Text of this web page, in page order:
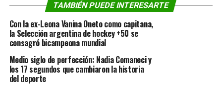
TAMBIÉN PUEDE INTERESARTE
Con la ex-Leona Vanina Oneto como capitana,
la Selección argentina de hockey +50 se
consagró bicampeona mundial
Medio siglo de perfección: Nadia Comaneci y
los 17 segundos que cambiaron la historia
del deporte